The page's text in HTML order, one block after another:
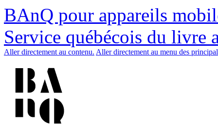
BAnQ pour appareils
Service québécois du livre
Aller directement au contenu. Aller directement au menu des